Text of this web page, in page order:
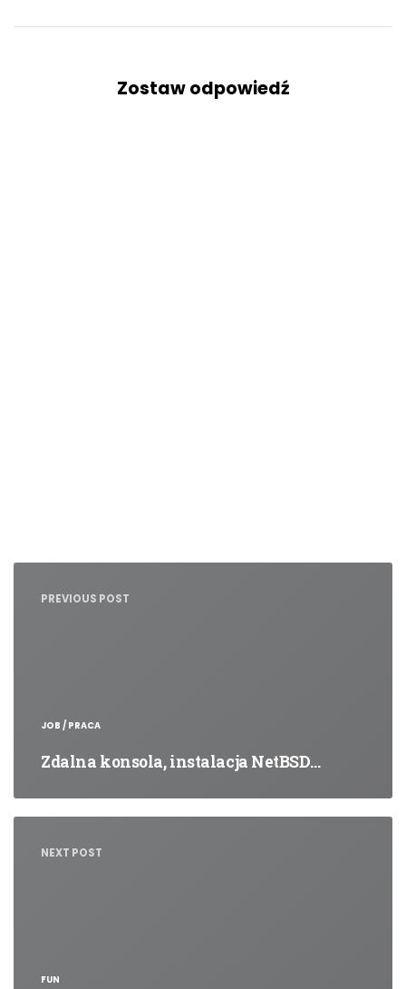
Zostaw odpowiedź
Nawigacja
PREVIOUS POST
JOB / PRACA
Zdalna konsola, instalacja NetBSD…
NEXT POST
FUN